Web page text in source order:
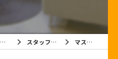
高松市で注文住宅なら有限会社黒石建設 スタッフブログ マスザップ